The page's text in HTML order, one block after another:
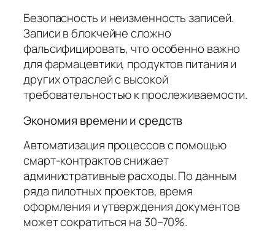
Безопасность и неизменность записей.
Записи в блокчейне сложно
фальсифицировать, что особенно важно
для фармацевтики, продуктов питания и
других отраслей с высокой
требовательностью к прослеживаемости.
Экономия времени и средств
Автоматизация процессов с помощью
смарт-контрактов снижает
административные расходы. По данным
ряда пилотных проектов, время
оформления и утверждения документов
может сократиться на 30–70%.